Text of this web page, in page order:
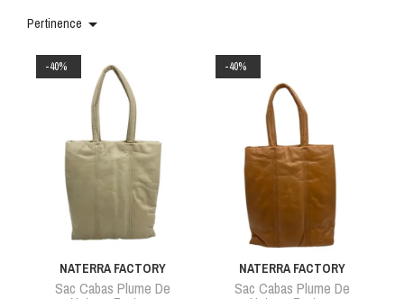
Pertinence 
NATERRA FACTORY
Sac Cabas Plume De
-40%
NATERRA FACTORY
Sac Cabas Plume De
-40%